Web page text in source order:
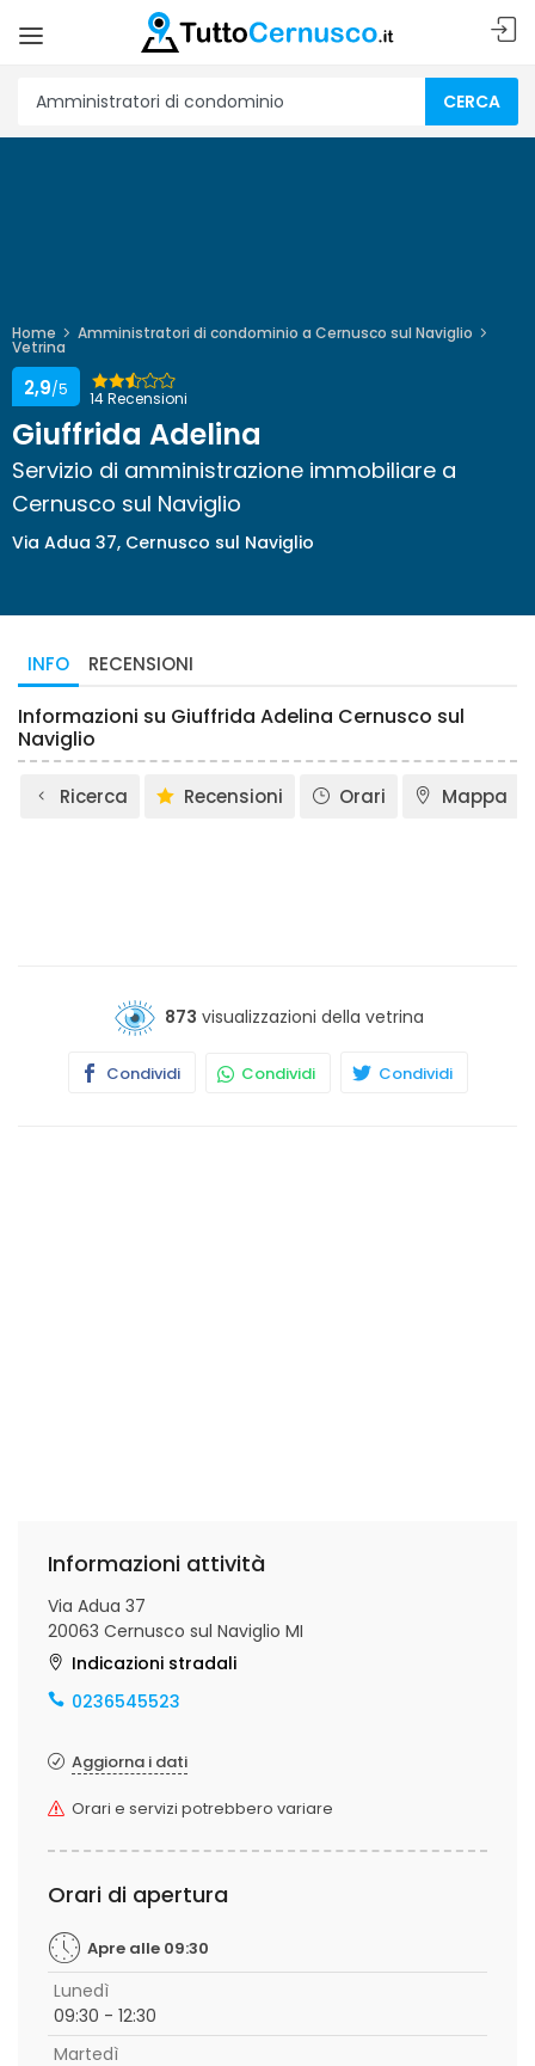
CERCA
Home Amministratori di condominio a Cernusco sul Naviglio
Vetrina
14 Recensioni
2,9/5
Giuffrida Adelina
Servizio di amministrazione immobiliare a
Cernusco sul Naviglio
Via Adua 37, Cernusco sul Naviglio
INFO RECENSIONI
Informazioni su Giuffrida Adelina Cernusco sul
Naviglio
Ricerca Recensioni Orari Mappa
873 visualizzazioni della vetrina
Condividi Condividi Condividi
Informazioni attività
Via Adua 37
20063 Cernusco sul Naviglio MI
Indicazioni stradali
0236545523
Aggiorna i dati
Orari e servizi potrebbero variare
Orari di apertura
Apre alle 09:30
Lunedì
09:30 - 12:30
Martedì